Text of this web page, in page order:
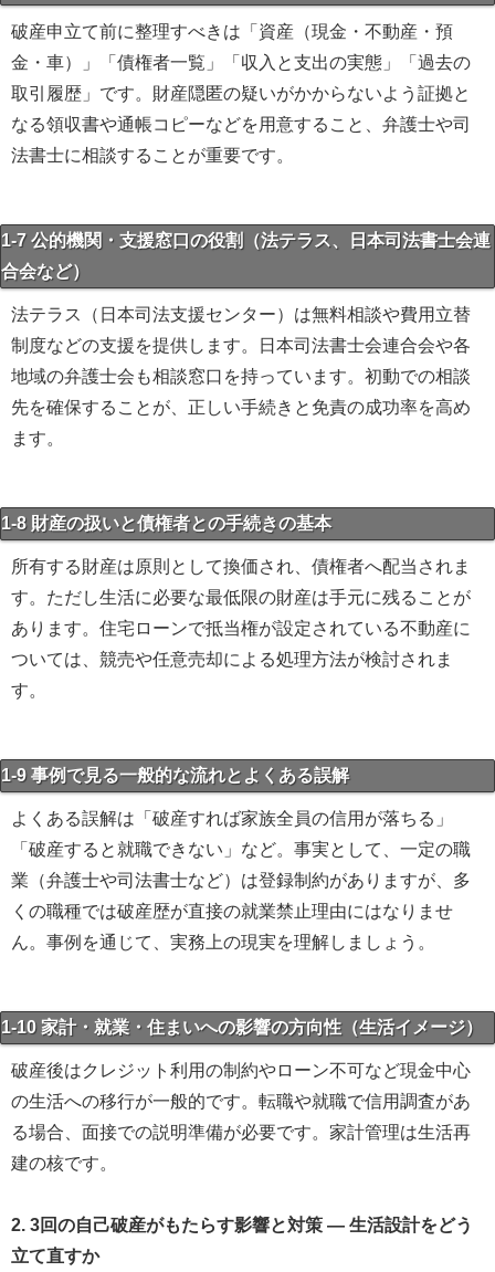
破産申立て前に整理すべきは「資産（現金・不動産・預
金・車）」「債権者一覧」「収入と支出の実態」「過去の
取引履歴」です。財産隠匿の疑いがかからないよう証拠と
なる領収書や通帳コピーなどを用意すること、弁護士や司
法書士に相談することが重要です。
1-7 公的機関・支援窓口の役割（法テラス、日本司法書士会連
合会など）
法テラス（日本司法支援センター）は無料相談や費用立替
制度などの支援を提供します。日本司法書士会連合会や各
地域の弁護士会も相談窓口を持っています。初動での相談
先を確保することが、正しい手続きと免責の成功率を高め
ます。
1-8 財産の扱いと債権者との手続きの基本
所有する財産は原則として換価され、債権者へ配当されま
す。ただし生活に必要な最低限の財産は手元に残ることが
あります。住宅ローンで抵当権が設定されている不動産に
ついては、競売や任意売却による処理方法が検討されま
す。
1-9 事例で見る一般的な流れとよくある誤解
よくある誤解は「破産すれば家族全員の信用が落ちる」
「破産すると就職できない」など。事実として、一定の職
業（弁護士や司法書士など）は登録制約がありますが、多
くの職種では破産歴が直接の就業禁止理由にはなりませ
ん。事例を通じて、実務上の現実を理解しましょう。
1-10 家計・就業・住まいへの影響の方向性（生活イメージ）
破産後はクレジット利用の制約やローン不可など現金中心
の生活への移行が一般的です。転職や就職で信用調査があ
る場合、面接での説明準備が必要です。家計管理は生活再
建の核です。
2. 3回の自己破産がもたらす影響と対策 — 生活設計をどう
立て直すか